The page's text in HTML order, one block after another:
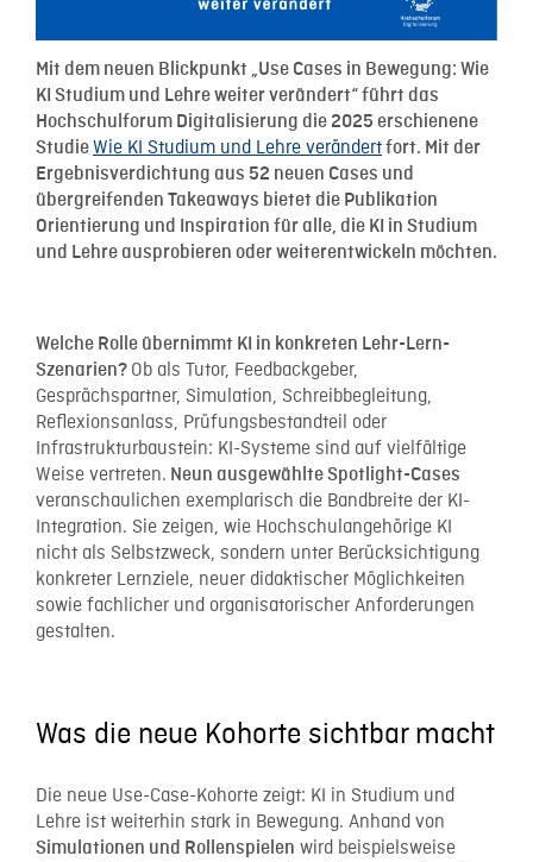
Mit dem neuen Blickpunkt „Use Cases in Bewegung: Wie
KI Studium und Lehre weiter verändert“ führt das
Hochschulforum Digitalisierung die 2025 erschienene
StudieWieKI Studium und Lehre verändertfort. Mit der
Ergebnisverdichtung aus 52 neuen Cases und
übergreifenden Takeaways bietet die Publikation
Orientierung und Inspiration für alle, die KI in Studium
und Lehre ausprobieren oder weiterentwickeln möchten.
Welche Rolle übernimmt KI in konkreten Lehr-Lern-
Szenarien? Ob als Tutor, Feedbackgeber,
Gesprächspartner, Simulation, Schreibbegleitung,
Reflexionsanlass, Prüfungsbestandteil oder
Infrastrukturbaustein: KI-Systeme sind auf vielfältige
Weise vertreten. Neun ausgewählte Spotlight-Cases
veranschaulichen exemplarisch die Bandbreite der KI-
Integration. Sie zeigen, wie Hochschulangehörige KI
nicht als Selbstzweck, sondern unter Berücksichtigung
konkreter Lernziele, neuer didaktischer Möglichkeiten
sowie fachlicher und organisatorischer Anforderungen
gestalten.
Was die neue Kohorte sichtbar macht
Die neue Use-Case-Kohorte zeigt: KI in Studium und
Lehre ist weiterhin stark in Bewegung. Anhand von
Simulationen und Rollenspielen wird beispielsweise